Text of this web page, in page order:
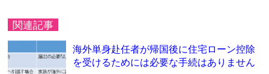
関連記事
海外単身赴任者が帰国後に住宅ローン控除
を受けるためには必要な手続はありません